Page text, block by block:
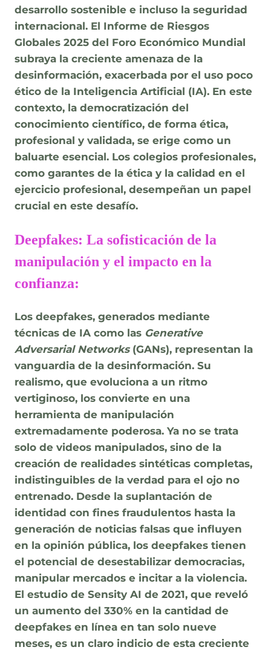
desarrollo sostenible e incluso la seguridad
internacional. El Informe de Riesgos
Globales 2025 del Foro Económico Mundial
subraya la creciente amenaza de la
desinformación, exacerbada por el uso poco
ético de la Inteligencia Artificial (IA). En este
contexto, la democratización del
conocimiento científico, de forma ética,
profesional y validada, se erige como un
baluarte esencial. Los colegios profesionales,
como garantes de la ética y la calidad en el
ejercicio profesional, desempeñan un papel
crucial en este desafío.
Deepfakes: La sofisticación de la
manipulación y el impacto en la
confianza:
Los deepfakes, generados mediante
técnicas de IA como las Generative
Adversarial Networks(GANs), representan la
vanguardia de la desinformación. Su
realismo, que evoluciona a un ritmo
vertiginoso, los convierte en una
herramienta de manipulación
extremadamente poderosa. Ya no se trata
solo de videos manipulados, sino de la
creación de realidades sintéticas completas,
indistinguibles de la verdad para el ojo no
entrenado. Desde la suplantación de
identidad con fines fraudulentos hasta la
generación de noticias falsas que influyen
en la opinión pública, los deepfakes tienen
el potencial de desestabilizar democracias,
manipular mercados e incitar a la violencia.
El estudio de Sensity AI de 2021, que reveló
un aumento del 330% en la cantidad de
deepfakes en línea en tan solo nueve
meses, es un claro indicio de esta creciente